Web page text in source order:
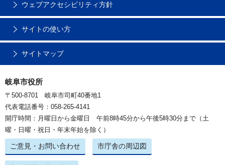
ウェブアクセシビリティ方針
サイトの使い方
サイトマップ
岐阜市役所
〒500-8701 岐阜市司町40番地1
代表電話番号：058-265-4141
開庁時間：月曜日から金曜日 午前8時45分から午後5時30分まで（土
曜・日曜・祝日・年末年始を除く）
ご意見・お問い合わせ 市庁舎の周辺図